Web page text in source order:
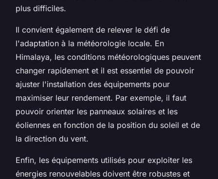
plus difficiles.
Il convient également de relever le défi de
l'adaptation à la météorologie locale. En
Himalaya, les conditions météorologiques peuvent
changer rapidement et il est essentiel de pouvoir
ajuster l'installation des équipements pour
maximiser leur rendement. Par exemple, il faut
pouvoir orienter les panneaux solaires et les
éoliennes en fonction de la position du soleil et de
la direction du vent.
Enfin, les équipements utilisés pour exploiter les
énergies renouvelables doivent être robustes et